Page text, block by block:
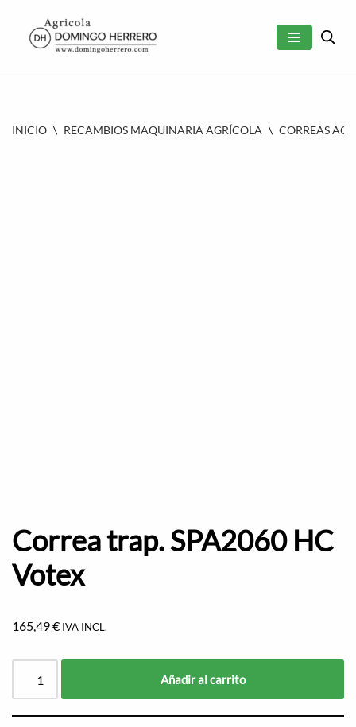
SALTAR
INICIO \ RECAMBIOS MAQUINARIA AGRÍCOLA \ CORREAS
Correa trap. SPA2060 HC
Votex
165,49€ IVA INCL.
Añadir al carrito